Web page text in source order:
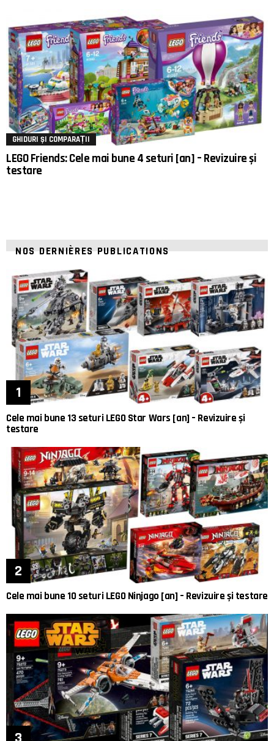
GHIDURI ȘI COMPARAȚII
LEGO Friends: Cele mai bune 4 seturi [an] – Revizuire și
testare
NOS DERNIÈRES PUBLICATIONS
Cele mai bune 13 seturi LEGO Star Wars [an] – Revizuire și
testare
Cele mai bune 10 seturi LEGO Ninjago [an] – Revizuire și testare